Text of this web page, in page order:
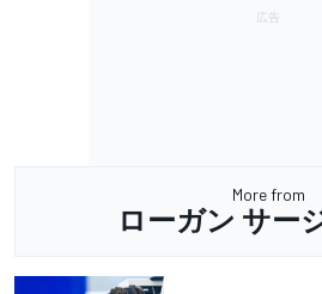
More from
ローガン サー